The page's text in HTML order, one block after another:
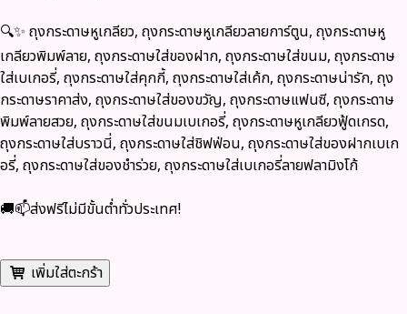
🔍✨ ถุงกระดาษหูเกลียว, ถุงกระดาษหูเกลียวลายการ์ตูน, ถุงกระดาษหู
เกลียวพิมพ์ลาย, ถุงกระดาษใส่ของฝาก, ถุงกระดาษใส่ขนม, ถุงกระดาษ
ใส่เบเกอรี่, ถุงกระดาษใส่คุกกี้, ถุงกระดาษใส่เค้ก, ถุงกระดาษน่ารัก, ถุง
กระดาษราคาส่ง, ถุงกระดาษใส่ของขวัญ, ถุงกระดาษแฟนซี, ถุงกระดาษ
พิมพ์ลายสวย, ถุงกระดาษใส่ขนมเบเกอรี่, ถุงกระดาษหูเกลียวฟู้ดเกรด,
ถุงกระดาษใส่บราวนี่, ถุงกระดาษใส่ชิฟฟ่อน, ถุงกระดาษใส่ของฝากเบเก
อรี่, ถุงกระดาษใส่ของชำร่วย, ถุงกระดาษใส่เบเกอรี่ลายฟลามิงโก้
🚚📫ส่งฟรีไม่มีขั้นต่ำทั่วประเทศ!
เพิ่มใส่ตะกร้า